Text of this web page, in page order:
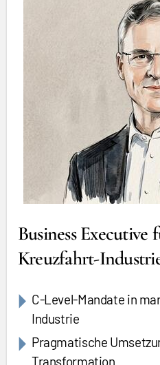
Business
Kreuzfahrt-
C-Level-Mandate in
Industrie
Pragmatische
Transformation